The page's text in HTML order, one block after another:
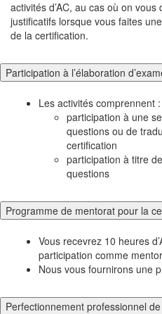
activités d’AC, au cas où on
justificatifs lorsque vous faites
de la certification.
Participation à l’élaboration
Les activités comprennent :
participation à une
questions ou de
certification
participation à titre
questions
Programme de mentorat pour la
Vous recevrez 10 heures
participation comme
Nous vous fournirons une
Perfectionnement professionnel de